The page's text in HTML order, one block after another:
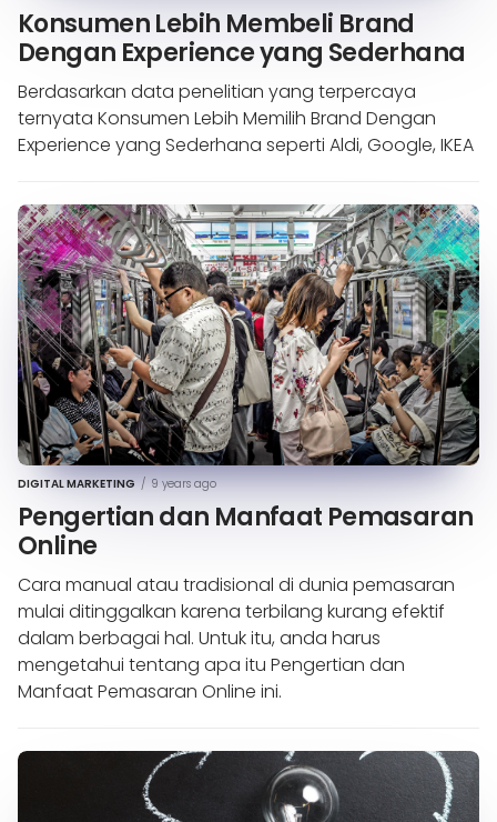
Konsumen Lebih Membeli Brand
Dengan Experience yang Sederhana
Berdasarkan data penelitian yang terpercaya
ternyata Konsumen Lebih Memilih Brand Dengan
Experience yang Sederhana seperti Aldi, Google, IKEA
DIGITAL MARKETING / 9 years ago
Pengertian dan Manfaat Pemasaran
Online
Cara manual atau tradisional di dunia pemasaran
mulai ditinggalkan karena terbilang kurang efektif
dalam berbagai hal. Untuk itu, anda harus
mengetahui tentang apa itu Pengertian dan
Manfaat Pemasaran Online ini.